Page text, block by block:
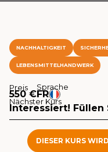
NACHHALTIGKEIT
LEBENSMITTELHANDWERK
Preis
550 €
Sprache
FR
Nächster Kurs
Interessiert! Füllen
DIESER KURS